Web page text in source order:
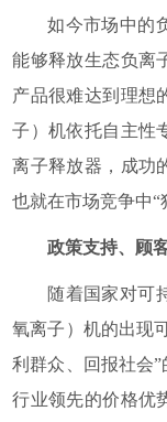
如今市场中的
能够释放生态负离
产品很难达到理想
子）机依托自主性
离子释放器，成功
也就在市场竞争
政策支持、顾
随着国家对可
氧离子）机的出现
利群众、回报社会
行业领先的价格优